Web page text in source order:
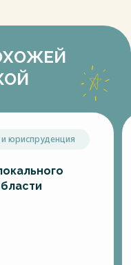
юриспруденция